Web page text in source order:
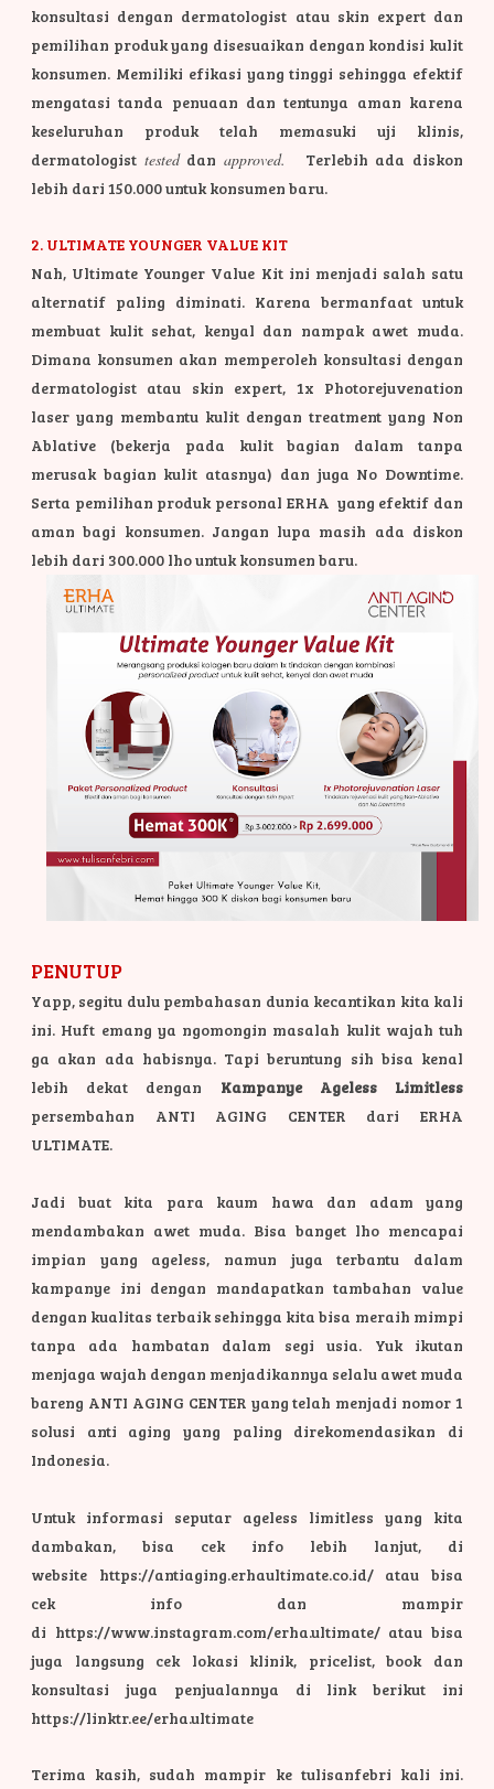
konsultasi dengan dermatologist atau skin expert dan
pemilihan produk yang disesuaikan dengan kondisi kulit
konsumen. Memiliki efikasi yang tinggi sehingga efektif
mengatasi tanda penuaan dan tentunya aman karena
keseluruhan produk telah memasuki uji klinis,
dermatologist testeddanapproved. Terlebih ada diskon
lebih dari 150.000 untuk konsumen baru.
2. ULTIMATE YOUNGER VALUE KIT
Nah, Ultimate Younger Value Kit ini menjadi salah satu
alternatif paling diminati. Karena bermanfaat untuk
membuat kulit sehat, kenyal dan nampak awet muda.
Dimana konsumen akan memperoleh konsultasi dengan
dermatologist atau skin expert, 1x Photorejuvenation
laser yang membantu kulit dengan treatment yang Non
Ablative (bekerja pada kulit bagian dalam tanpa
merusak bagian kulit atasnya) dan juga No Downtime.
Serta pemilihan produk personal ERHA yang efektif dan
aman bagi konsumen. Jangan lupa masih ada diskon
lebih dari 300.000 lho untuk konsumen baru.
PENUTUP
Yapp, segitu dulu pembahasan dunia kecantikan kita kali
ini. Huft emang ya ngomongin masalah kulit wajah tuh
ga akan ada habisnya. Tapi beruntung sih bisa kenal
lebih dekat dengan Kampanye Ageless Limitless
persembahan ANTI AGING CENTER dari ERHA
ULTIMATE.
Jadi buat kita para kaum hawa dan adam yang
mendambakan awet muda. Bisa banget lho mencapai
impian yang ageless, namun juga terbantu dalam
kampanye ini dengan mandapatkan tambahan value
dengan kualitas terbaik sehingga kita bisa meraih mimpi
tanpa ada hambatan dalam segi usia. Yuk ikutan
menjaga wajah dengan menjadikannya selalu awet muda
bareng ANTI AGING CENTER yang telah menjadi nomor 1
solusi anti aging yang paling direkomendasikan di
Indonesia.
Untuk informasi seputar ageless limitless yang kita
dambakan, bisa cek info lebih lanjut, di
website https://antiaging.erhaultimate.co.id/ atau bisa
cek info dan mampir
di https://www.instagram.com/erha.ultimate/ atau bisa
juga langsung cek lokasi klinik, pricelist, book dan
konsultasi juga penjualannya di link berikut ini
https://linktr.ee/erha.ultimate
Terima kasih, sudah mampir ke tulisanfebri kali ini.